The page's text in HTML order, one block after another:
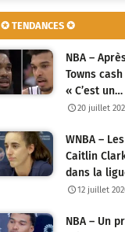
✪ TENDANCES ✪
NBA –
Towns
« C’est un…
20 juillet
WNBA –
Caitlin
dans la
12 juillet
NBA – Un